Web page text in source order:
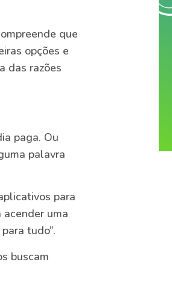
que
opções e
das razões
paga. Ou
palavra
para
acender uma
tudo”.
buscam